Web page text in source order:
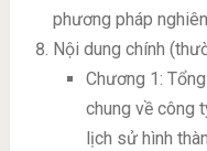
phương pháp
Nội dung chính
Chương 1:
chung về công
lịch sử hình